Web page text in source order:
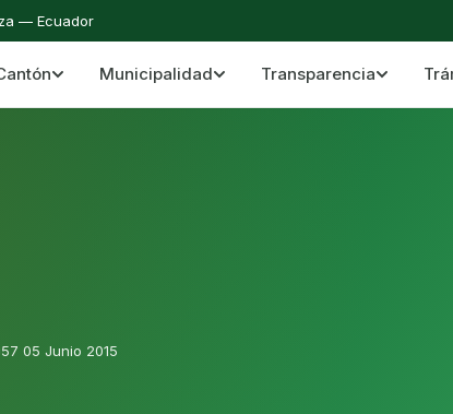
— Ecuador
Cantón Mera Cantón Mera · Pastaza · Llanganates y
Municipalidad Transparencia
05 Junio 2015